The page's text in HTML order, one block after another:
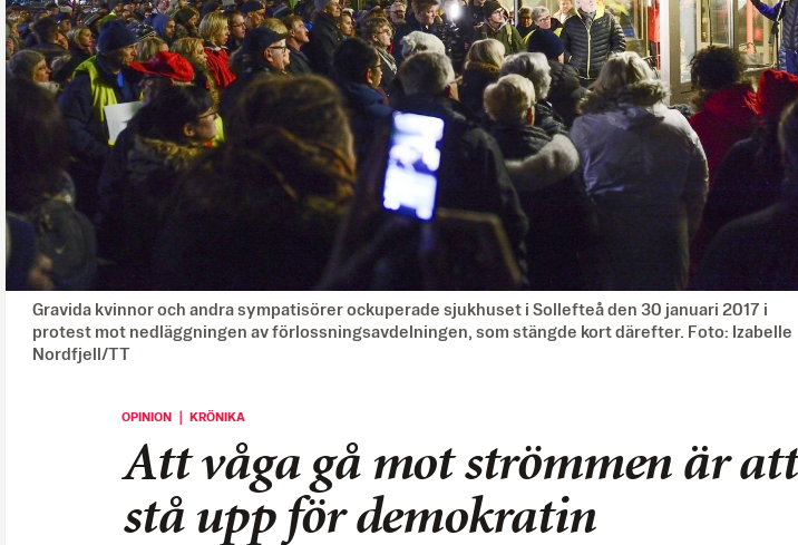
Gravida kvinnor och andra sympatisörer ockuperade sjukhuset i Sollefteå den 30 januari 2017 i
protest mot nedläggningen av förlossningsavdelningen, som stängde kort därefter. Foto: Izabelle
Nordfjell/TT
OPINION ｜ KRÖNIKA
Att våga gå mot strömmen är att
stå upp för demokratin